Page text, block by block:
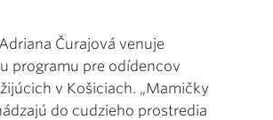
Čurajová venuje
programu pre odídencov
v Košiciach. „Mamičky
do cudzieho prostredia